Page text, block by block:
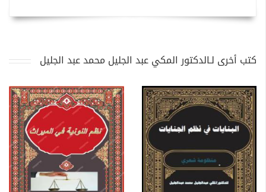
كتب أخرى لـالدكتور المكي عبد الجليل محمد عبد الجليل